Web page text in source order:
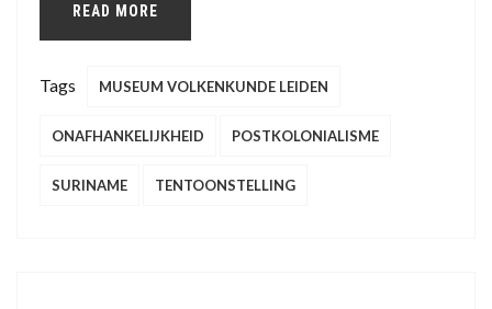
READ MORE
Tags MUSEUM VOLKENKUNDE LEIDEN
ONAFHANKELIJKHEID POSTKOLONIALISME
SURINAME TENTOONSTELLING